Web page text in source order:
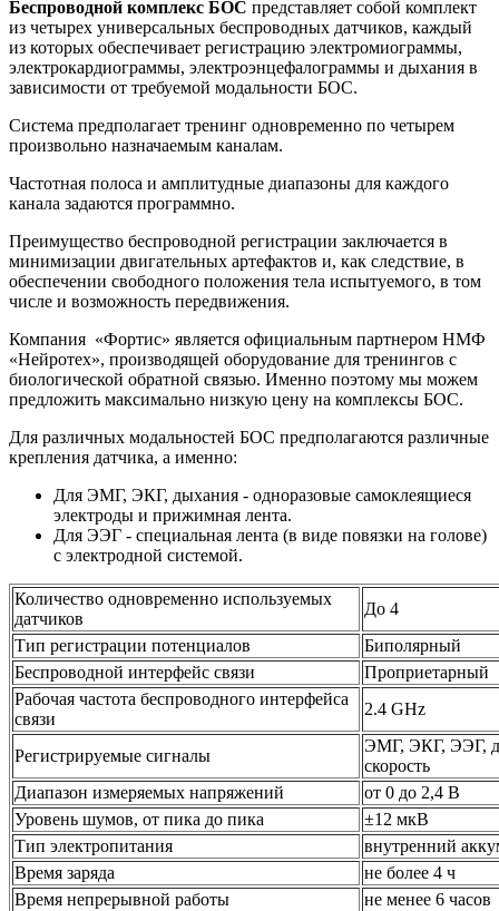
Беспроводной комплекс БОС представляет собой комплект
из четырех универсальных беспроводных датчиков, каждый
из которых обеспечивает регистрацию электромиограммы,
электрокардиограммы, электроэнцефалограммы и дыхания в
зависимости от требуемой модальности БОС.
Система предполагает тренинг одновременно по четырем
произвольно назначаемым каналам.
Частотная полоса и амплитудные диапазоны для каждого
канала задаются программно.
Преимущество беспроводной регистрации заключается в
минимизации двигательных артефактов и, как следствие, в
обеспечении свободного положения тела испытуемого, в том
числе и возможность передвижения.
Компания «Фортис» является официальным партнером НМФ
«Нейротех», производящей оборудование для тренингов с
биологической обратной связью. Именно поэтому мы можем
предложить максимально низкую цену на комплексы БОС.
Для различных модальностей БОС предполагаются различные
крепления датчика, а именно:
Для ЭМГ, ЭКГ, дыхания - одноразовые самоклеящиеся
электроды и прижимная лента.
Для ЭЭГ - специальная лента (в виде повязки на голове)
с электродной системой.
Количество одновременно используемых
датчиков
До 4
Тип регистрации потенциалов
Биполярный
Беспроводной интерфейс связи
Проприетарный
Рабочая частота беспроводного интерфейса
связи
2.4 GHz
Регистрируемые сигналы
ЭМГ, ЭКГ, ЭЭГ,
скорость
Диапазон измеряемых напряжений
от 0 до 2,4 В
Уровень шумов, от пика до пика
±12 мкВ
Тип электропитания
внутренний
Время заряда
не более 4 ч
Время непрерывной работы
не менее 6 часов